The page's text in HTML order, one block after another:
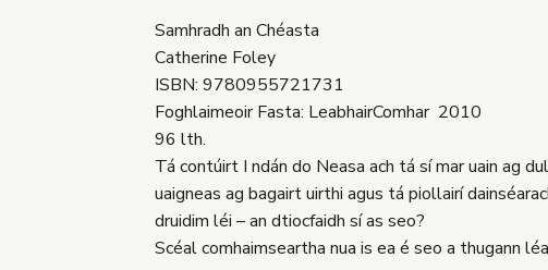
Samhradh an Chéasta
Catherine Foley
ISBN: 9780955721731
Foghlaimeoir Fasta: LeabhairComhar 2010
96 lth.
Tá contúirt I ndán do Neasa ach tá sí mar uain ag
uaigneas ag bagairt uirthi agus tá piollairí
druidim léi – an dtiocfaidh sí as seo?
Scéal comhaimseartha nua is ea é seo a thugann